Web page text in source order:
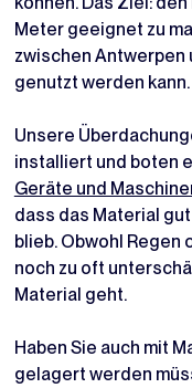
Meter geeignet zu
zwischen Antwerpen
genutzt werden kann.
Unsere
installiert und boten
Geräte und
dass das Material
blieb. Obwohl Regen
noch zu oft
Material geht.
Haben Sie auch mit
gelagert werden